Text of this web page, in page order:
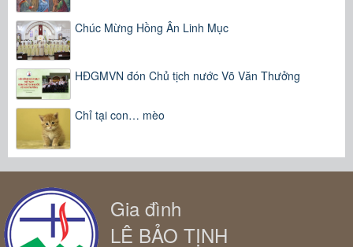
Chúc Mừng Hồng Ân Linh Mục
HĐGMVN đón Chủ tịch nước Võ Văn Thưởng
Chỉ tại con… mèo
Gia đình
LÊ BẢO TỊNH